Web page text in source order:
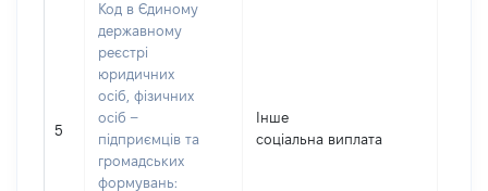
5
Код в Єдиному
державному
реєстрі
юридичних
осіб, фізичних
осіб –
підприємців та
громадських
формувань:
Інше
соціальна виплата